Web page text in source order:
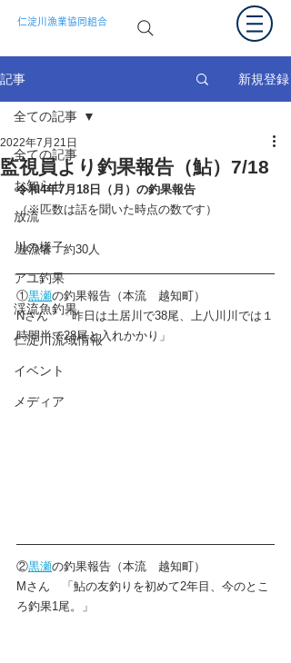
仁淀川漁業協同組合
記事 新規登録
全ての記事
お知らせ
放流
川の様子
アユ釣果
渓流魚釣果
仁淀川流域情報
イベント
メディア
全ての記事
監視員より釣果報告（鮎）7/18
2022年7月21日
令和4年7月18日（月）の釣果報告
（※匹数は話を聞いた時点の数です）
遊漁者　約30人
①黒瀬の釣果報告（本流　越知町）
Nさん　「昨日は土居川で38尾、上八川川では１
時間半で28尾と入れかかり」
②黒瀬の釣果報告（本流　越知町）
Mさん　「鮎の友釣りを初めて2年目、今のとこ
ろ釣果1尾。」